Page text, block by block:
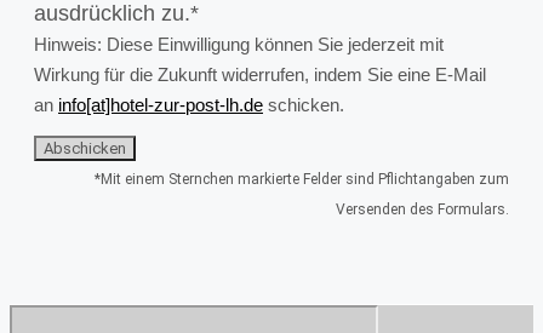
ausdrücklich zu.*
Hinweis: Diese Einwilligung können Sie jederzeit mit
Wirkung für die Zukunft widerrufen, indem Sie eine E-Mail
an info[at]hotel-zur-post-lh.de schicken.
Abschicken
*Mit einem Sternchen markierte Felder sind Pflichtangaben zum
Versenden des Formulars.